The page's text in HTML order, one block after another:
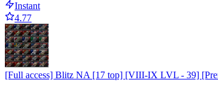
Instant
4.77
[Full access] Blitz NA [17 top] [VIII-IX LVL - 39]